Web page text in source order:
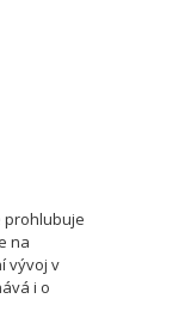
prohlubuje
na
vývoj v
i o